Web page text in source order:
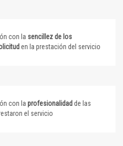
con la sencillez de los
en la prestación del servicio
con la profesionalidad de las
el servicio